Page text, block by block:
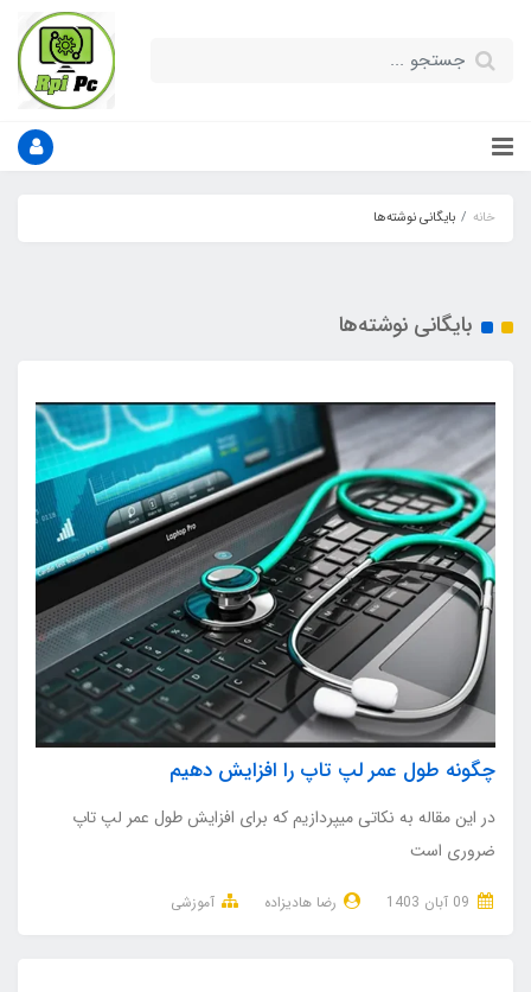
خانه بایگانی نوشته‌ها
بایگانی نوشته‌ها
چگونه طول عمر لپ تاپ را افزایش دهیم
در این مقاله به نکاتی میپردازیم که برای افزایش طول عمر لپ تاپ
ضروری است
رضا هادیزاده آموزشی